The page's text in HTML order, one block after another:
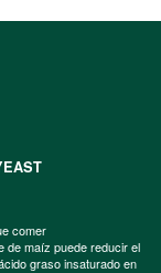
comer
de maíz puede reducir el
graso insaturado en